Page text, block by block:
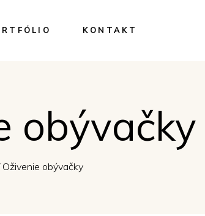
KONTAKT
obývačky
Oživenie obývačky